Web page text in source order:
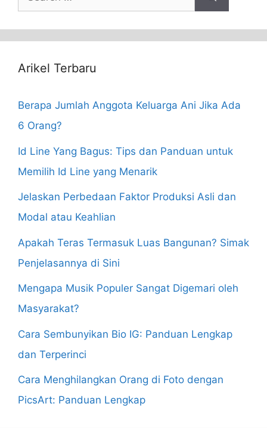
for:
Arikel Terbaru
Berapa Jumlah Anggota Keluarga Ani Jika Ada
6 Orang?
Id Line Yang Bagus: Tips dan Panduan untuk
Memilih Id Line yang Menarik
Jelaskan Perbedaan Faktor Produksi Asli dan
Modal atau Keahlian
Apakah Teras Termasuk Luas Bangunan? Simak
Penjelasannya di Sini
Mengapa Musik Populer Sangat Digemari oleh
Masyarakat?
Cara Sembunyikan Bio IG: Panduan Lengkap
dan Terperinci
Cara Menghilangkan Orang di Foto dengan
PicsArt: Panduan Lengkap